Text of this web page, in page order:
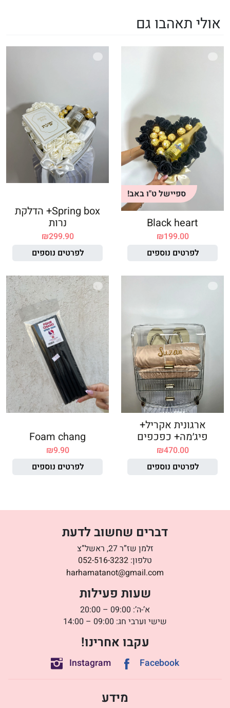
אולי תאהבו גם
ספיישל ט"ו באב!
Black heart
₪199.00
לפרטים נוספים
Spring box+ הדלקת
נרות
₪299.90
לפרטים נוספים
ארגונית אקריל+
פיג׳מה+ כפכפים
₪470.00
לפרטים נוספים
Foam chang
₪9.90
לפרטים נוספים
דברים שחשוב לדעת
זלמן שז”ר 27, ראשל”צ
טלפון: 052-516-3232
harhamatanot@gmail.com
שעות פעילות
א’-ה’: 09:00 – 20:00
שישי וערבי חג: 09:00 – 14:00
עקבו אחרינו!
Facebook
Instagram
מידע